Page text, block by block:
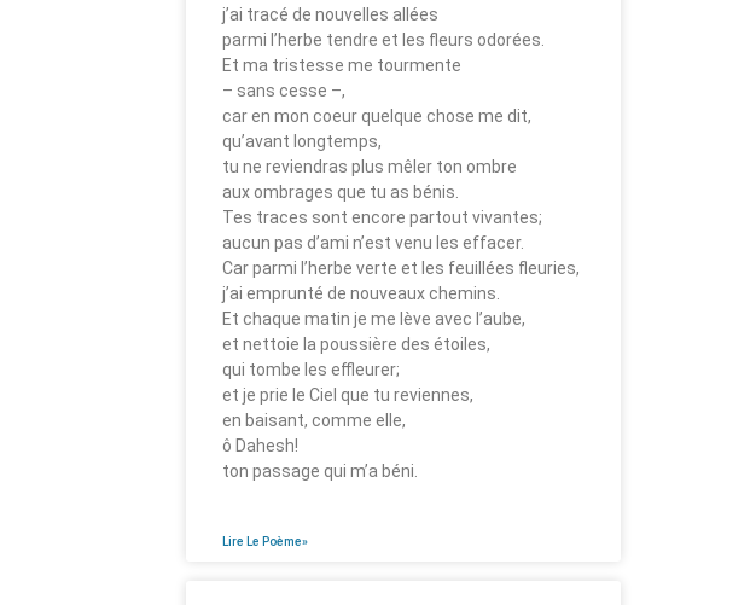
j’ai tracé de nouvelles allées
parmi l’herbe tendre et les fleurs odorées.
Et ma tristesse me tourmente
– sans cesse –,
car en mon coeur quelque chose me dit,
qu’avant longtemps,
tu ne reviendras plus mêler ton ombre
aux ombrages que tu as bénis.
Tes traces sont encore partout vivantes;
aucun pas d’ami n’est venu les effacer.
Car parmi l’herbe verte et les feuillées fleuries,
j’ai emprunté de nouveaux chemins.
Et chaque matin je me lève avec l’aube,
et nettoie la poussière des étoiles,
qui tombe les effleurer;
et je prie le Ciel que tu reviennes,
en baisant, comme elle,
ô Dahesh!
ton passage qui m’a béni.
Lire Le Poème»